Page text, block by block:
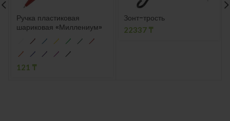
Ручка пластиковая
шариковая «Миллениум»
121 ₸
Зонт-трость
22337 ₸